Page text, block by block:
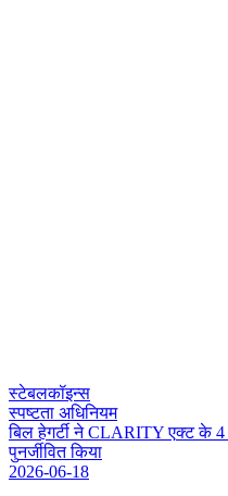
स्टेबलकॉइन्स
स्पष्टता अधिनियम
बल हगर न CLARITY एकट क 4
पनरवत कय
2026-06-18